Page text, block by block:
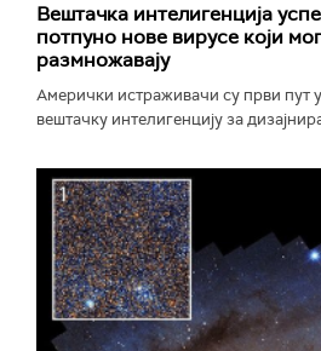
Вештачка интелигенција
потпуно нове вирусе који
размножавају
Амерички истраживачи су први пут
вештачку интелигенцију за